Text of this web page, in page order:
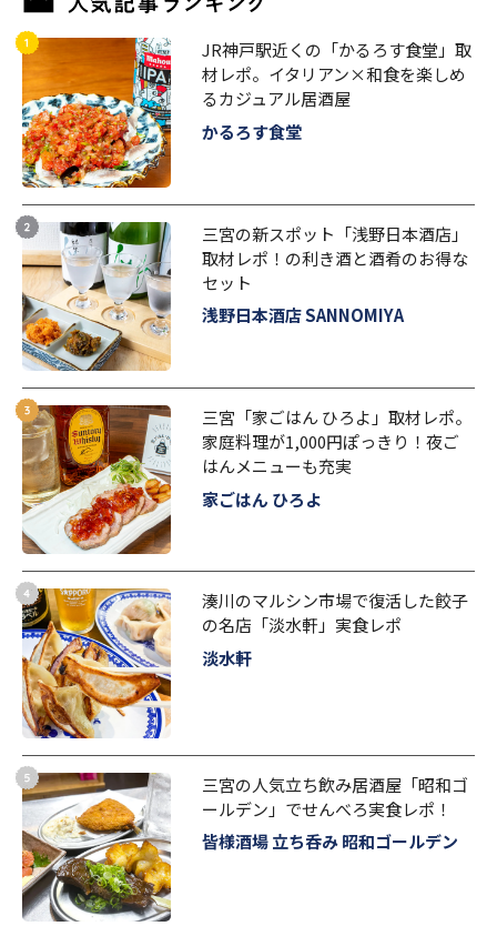
JR神戸駅近くの「かるろす食堂」取
材レポ。イタリアン×和食を楽しめ
るカジュアル居酒屋
かるろす食堂
三宮の新スポット「浅野日本酒店」
取材レポ！の利き酒と酒肴のお得な
セット
浅野日本酒店 SANNOMIYA
三宮「家ごはん ひろよ」取材レポ。
家庭料理が1,000円ぽっきり！夜ご
はんメニューも充実
家ごはん ひろよ
湊川のマルシン市場で復活した餃子
の名店「淡水軒」実食レポ
淡水軒
三宮の人気立ち飲み居酒屋「昭和ゴ
ールデン」でせんべろ実食レポ！
皆様酒場 立ち呑み 昭和ゴールデン